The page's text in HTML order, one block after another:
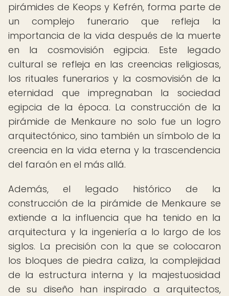
pirámides de Keops y Kefrén, forma parte de
un complejo funerario que refleja la
importancia de la vida después de la muerte
en la cosmovisión egipcia. Este legado
cultural se refleja en las creencias religiosas,
los rituales funerarios y la cosmovisión de la
eternidad que impregnaban la sociedad
egipcia de la época. La construcción de la
pirámide de Menkaure no solo fue un logro
arquitectónico, sino también un símbolo de la
creencia en la vida eterna y la trascendencia
del faraón en el más allá.
Además, el legado histórico de la
construcción de la pirámide de Menkaure se
extiende a la influencia que ha tenido en la
arquitectura y la ingeniería a lo largo de los
siglos. La precisión con la que se colocaron
los bloques de piedra caliza, la complejidad
de la estructura interna y la majestuosidad
de su diseño han inspirado a arquitectos,